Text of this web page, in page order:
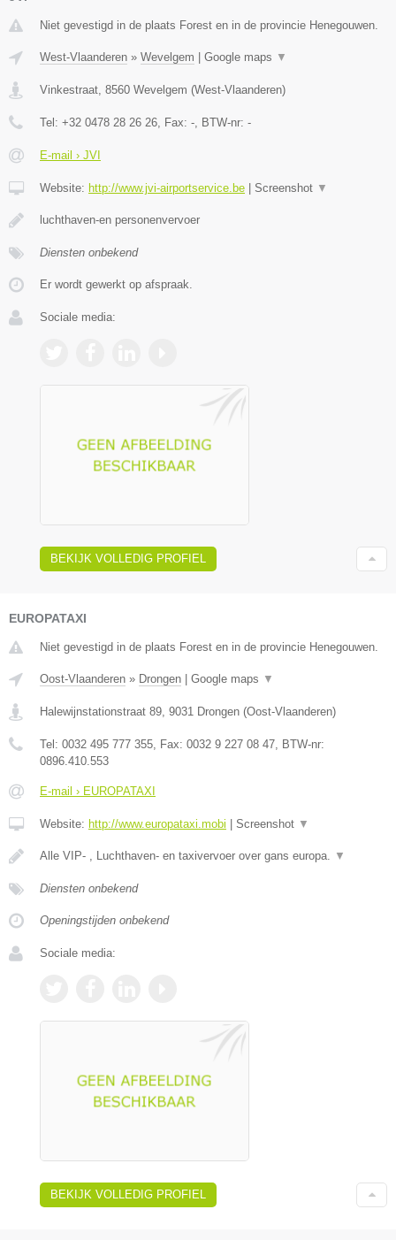
Niet gevestigd in de plaats Forest en in de provincie Henegouwen.
West-Vlaanderen » Wevelgem Google maps ▼
Vinkestraat, 8560 Wevelgem (West-Vlaanderen)
Tel: +32 0478 28 26 26, Fax: -, BTW-nr: -
E-mail › JVI
Website: http://www.jvi-airportservice.be Screenshot ▼
luchthaven-en personenvervoer
Diensten onbekend
Er wordt gewerkt op afspraak.
Sociale media:
BEKIJK VOLLEDIG PROFIEL
EUROPATAXI
Niet gevestigd in de plaats Forest en in de provincie Henegouwen.
Oost-Vlaanderen » Drongen Google maps ▼
Halewijnstationstraat 89 9031 Drongen (Oost-Vlaanderen)
Tel: 0032 495 777 355 , Fax: 0032 9 227 08 47 , BTW-nr:
0896.410.553
E-mail › EUROPATAXI
Website: http://www.europataxi.mobi Screenshot ▼
Alle VIP- , Luchthaven- en taxivervoer over gans europa. ▼
Diensten onbekend
Openingstijden onbekend
Sociale media:
BEKIJK VOLLEDIG PROFIEL